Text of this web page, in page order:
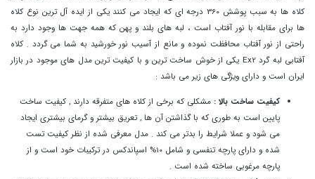
کلاه ها به سبب پوشش 360 درجه ای که ایجاد می کنند یکی از ایده آل ترین نوع کلاه
ها برای مقابله با نور آفتاب است ، لبه های بلند و پهن که همه جهت ها وجود دارد به
راحتی از نور آفتاب محافظت نموده و مانع از آسیب نور خورشید به شما می گردد . کلاه
آفتابی لبه گرد Ex2 یکی از خوش ساخت ترین و با کیفیت ترین مدل های موجود در بازار
ایران است و دارای ویژگی های زیر می باشد :
کیفیت ساخت بالا : مشکلی که برخی از کلاه های متفرقه دارند , کیفیت ساخت
پایین است به طوری که با گذاشتن آن ها , تعریق بیشتر و گرمای بیشتری ایجاد
می شود و عملا شرایط را بدتر می کند . مدل معرفی شده از نظر کیفیت تست
شده و دارای پارچه تنفسی و شامل 10% اسپاندکس در ترکیبات خود است و از
پارچه مرغوبی ساخته شده است .